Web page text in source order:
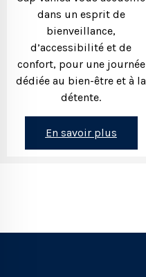
dans un esprit de
bienveillance,
d’accessibilité et de
confort, pour une journée
dédiée au bien-être et à la
détente.
En savoir plus